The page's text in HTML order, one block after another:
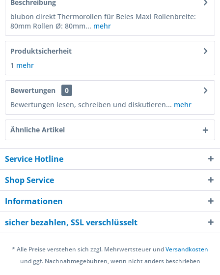
Beschreibung
blubon direkt Thermorollen für Beles Maxi Rollenbreite:
80mm Rollen Ø: 80mm... mehr
Produktsicherheit
1 mehr
Bewertungen
0
Bewertungen lesen, schreiben und diskutieren... mehr
Ähnliche Artikel
Service Hotline
Shop Service
Informationen
sicher bezahlen, SSL verschlüsselt
* Alle Preise verstehen sich zzgl. Mehrwertsteuer undVersandkosten
und ggf. Nachnahmegebühren, wenn nicht anders beschrieben